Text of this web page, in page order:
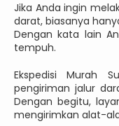
Jika Anda ingin
darat, biasanya
Dengan kata lain
tempuh.
Ekspedisi Murah
pengiriman jalur
Dengan begitu,
mengirimkan alat-